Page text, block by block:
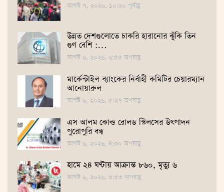
আগস্ট ৭, ২০২৬, ১০:২০ পূর্বাহ্ণ
উন্নত দেশগুলোতে চাকরি হারানোর ঝুঁকি তিন
গুণ বেশি :…
আগস্ট ৬, ২০২৬, ৬:৫৫ অপরাহ্ণ
মার্কেন্টাইল ব্যাংকের নির্বাহী কমিটির চেয়ারম্যান
আনোয়ারুল
আগস্ট ৬, ২০২৬, ৫:২৭ অপরাহ্ণ
এস আলম কোল্ড রোলড স্টিলসের উৎপাদন
পুরোপুরি বন্ধ
আগস্ট ৬, ২০২৬, ৪:৩০ অপরাহ্ণ
হামে ২৪ ঘণ্টায় আক্রান্ত ৮৬০, মৃত্যু ৬
আগস্ট ৬, ২০২৬, ৩:৫৩ অপরাহ্ণ